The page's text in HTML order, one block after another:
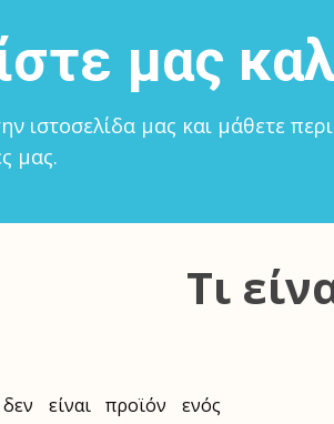
μας
ιστοσελίδα μας και μάθετε
μας.
Τι
είναι προϊόν ενός